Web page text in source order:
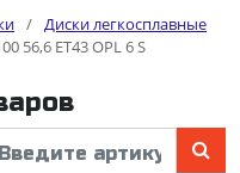
/ Диски легкосплавные
56,6 ET43 OPL 6 S